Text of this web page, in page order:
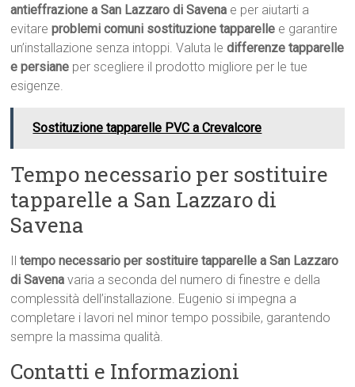
antieffrazione a San Lazzaro di Savena e per aiutarti a
evitareproblemi comuni sostituzione tapparelle e garantire
un’installazione senza intoppi. Valuta ledifferenze tapparelle
e persiane per scegliere il prodotto migliore per le tue
esigenze.
Sostituzione tapparelle PVC a Crevalcore
Tempo necessario per sostituire
tapparelle a San Lazzaro di
Savena
Iltempo necessario per sostituire tapparelle a San Lazzaro
di Savena varia a seconda del numero di finestre e della
complessità dell’installazione. Eugenio si impegna a
completare i lavori nel minor tempo possibile, garantendo
sempre la massima qualità.
Contatti e Informazioni